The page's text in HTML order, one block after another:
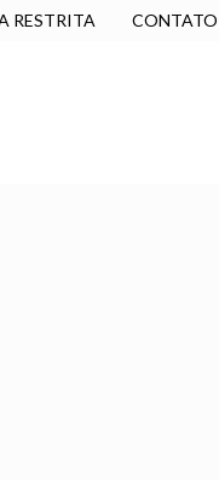
RESTRITA CONTATO